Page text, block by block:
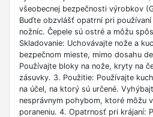
všeobecnej bezpečnosti výrobkov
Buďte obzvlášť opatrní pri
nožníc. Čepele sú ostré a môžu
Skladovanie: Uchovávajte nože a
bezpečnom mieste, mimo dosahu
Používajte bloky na nože, kryty na
zásuvky. 3. Použitie: Používajte
na účel, na ktorý sú určené.
nesprávnym pohybom, ktoré môžu
poraneniu. 4. Opatrnosť pri krájaní: